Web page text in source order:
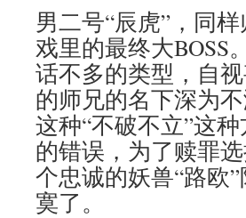
男二号“辰虎”，同
戏里的最终大BOSS
话不多的类型，自
的师兄的名下深为
这种“不破不立”这
的错误，为了赎罪
个忠诚的妖兽“路欧
寞了。